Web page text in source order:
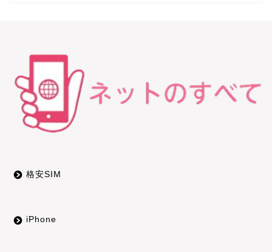
格安SIM
iPhone
nuroモバイル